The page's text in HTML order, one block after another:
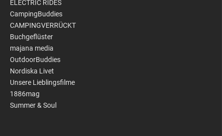
ELECTRIC RIDES
CampingBuddies
CAMPINGVERRÜCKT
Buchgeflüster
majana media
OutdoorBuddies
Nordiska Livet
Unsere Lieblingsfilme
1886mag
Summer & Soul